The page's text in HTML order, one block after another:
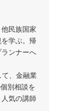
民族国家
学ぶ。帰
ンナーへ
て、金融業
別相談を
気の講師